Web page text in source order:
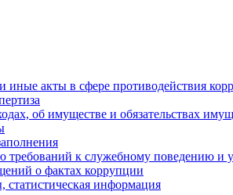
акты в сфере противодействия
об имуществе и обязательствах
к служебному поведению и
о фактах коррупции
статистическая информация